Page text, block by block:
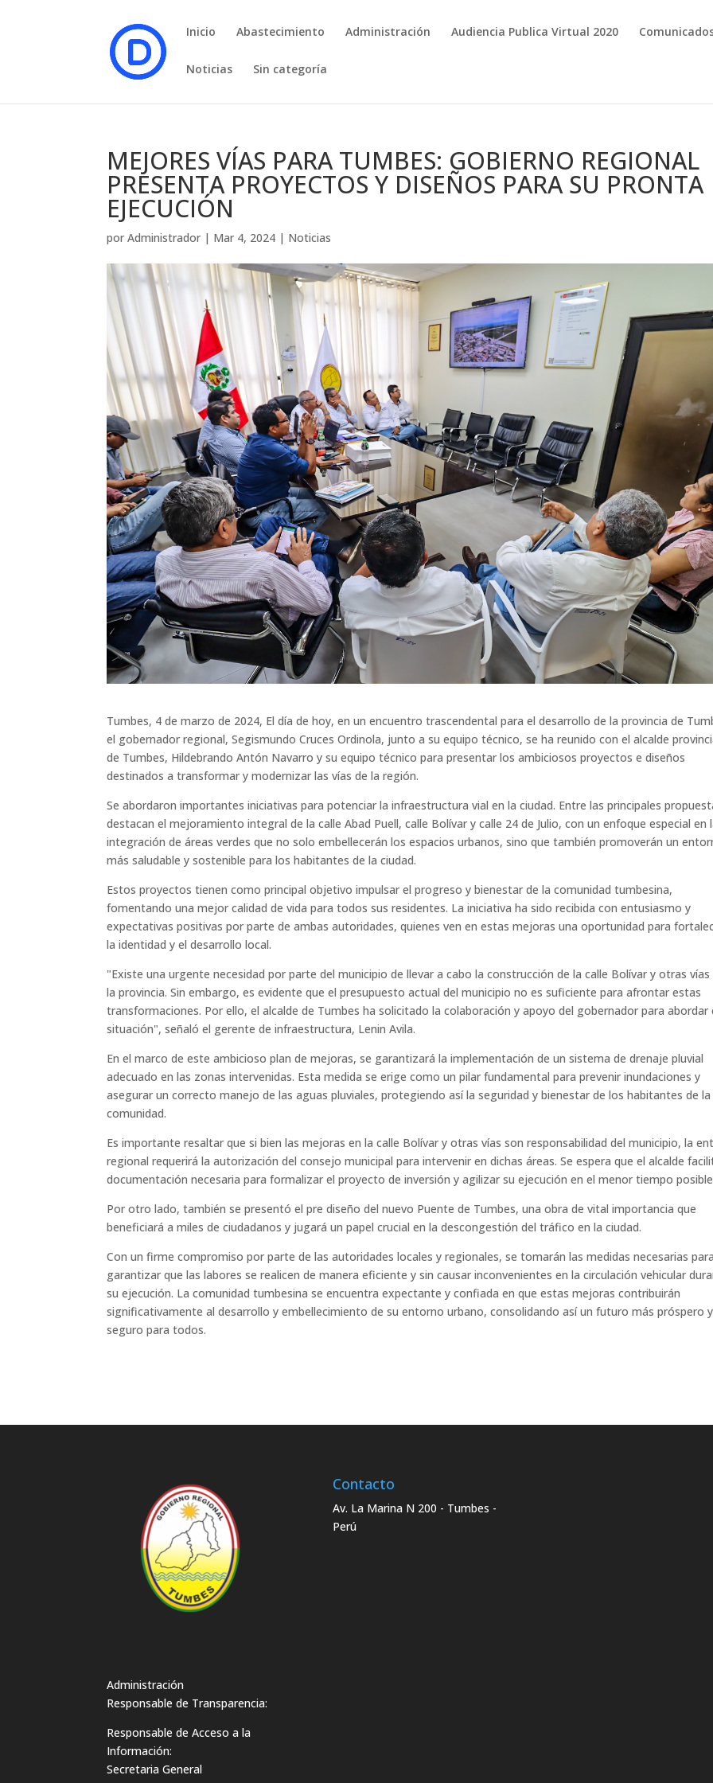
Inicio Abastecimiento Administración Audiencia Publica Virtual 2020
Noticias Sin categoría
MEJORES VÍAS PARA TUMBES: GOBIERNO REGIONAL
PRESENTA PROYECTOS Y DISEÑOS PARA SU PRONTA
EJECUCIÓN
porAdministrador | Mar 4, 2024 | Noticias
Tumbes, 4 de marzo de 2024, El día de hoy, en un encuentro trascendental para el desarrollo de la provincia de
el gobernador regional, Segismundo Cruces Ordinola, junto a su equipo técnico, se ha reunido con el alcalde
de Tumbes, Hildebrando Antón Navarro y su equipo técnico para presentar los ambiciosos proyectos e diseños
destinados a transformar y modernizar las vías de la región.
Se abordaron importantes iniciativas para potenciar la infraestructura vial en la ciudad. Entre las principales
destacan el mejoramiento integral de la calle Abad Puell, calle Bolívar y calle 24 de Julio, con un enfoque especial en
integración de áreas verdes que no solo embellecerán los espacios urbanos, sino que también promoverán un
más saludable y sostenible para los habitantes de la ciudad.
Estos proyectos tienen como principal objetivo impulsar el progreso y bienestar de la comunidad tumbesina,
fomentando una mejor calidad de vida para todos sus residentes. La iniciativa ha sido recibida con entusiasmo y
expectativas positivas por parte de ambas autoridades, quienes ven en estas mejoras una oportunidad para
la identidad y el desarrollo local.
"Existe una urgente necesidad por parte del municipio de llevar a cabo la construcción de la calle Bolívar y otras vías
la provincia. Sin embargo, es evidente que el presupuesto actual del municipio no es suficiente para afrontar estas
transformaciones. Por ello, el alcalde de Tumbes ha solicitado la colaboración y apoyo del gobernador para abordar
situación", señaló el gerente de infraestructura, Lenin Avila.
En el marco de este ambicioso plan de mejoras, se garantizará la implementación de un sistema de drenaje pluvial
adecuado en las zonas intervenidas. Esta medida se erige como un pilar fundamental para prevenir inundaciones y
asegurar un correcto manejo de las aguas pluviales, protegiendo así la seguridad y bienestar de los habitantes de la
comunidad.
Es importante resaltar que si bien las mejoras en la calle Bolívar y otras vías son responsabilidad del municipio, la
regional requerirá la autorización del consejo municipal para intervenir en dichas áreas. Se espera que el alcalde
documentación necesaria para formalizar el proyecto de inversión y agilizar su ejecución en el menor tiempo
Por otro lado, también se presentó el pre diseño del nuevo Puente de Tumbes, una obra de vital importancia que
beneficiará a miles de ciudadanos y jugará un papel crucial en la descongestión del tráfico en la ciudad.
Con un firme compromiso por parte de las autoridades locales y regionales, se tomarán las medidas necesarias para
garantizar que las labores se realicen de manera eficiente y sin causar inconvenientes en la circulación vehicular
su ejecución. La comunidad tumbesina se encuentra expectante y confiada en que estas mejoras contribuirán
significativamente al desarrollo y embellecimiento de su entorno urbano, consolidando así un futuro más próspero y
seguro para todos.
Administración
Responsable de Transparencia:
Responsable de Acceso a la
Información:
Secretaria General
Contacto
Av. La Marina N 200 - Tumbes -
Perú